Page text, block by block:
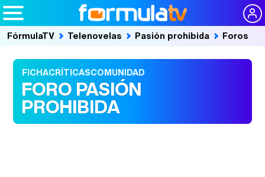
FórmulaTV Telenovelas Pasión prohibida Foros
FICHACRÍTICASCOMUNIDAD
FORO PASIÓN
PROHIBIDA